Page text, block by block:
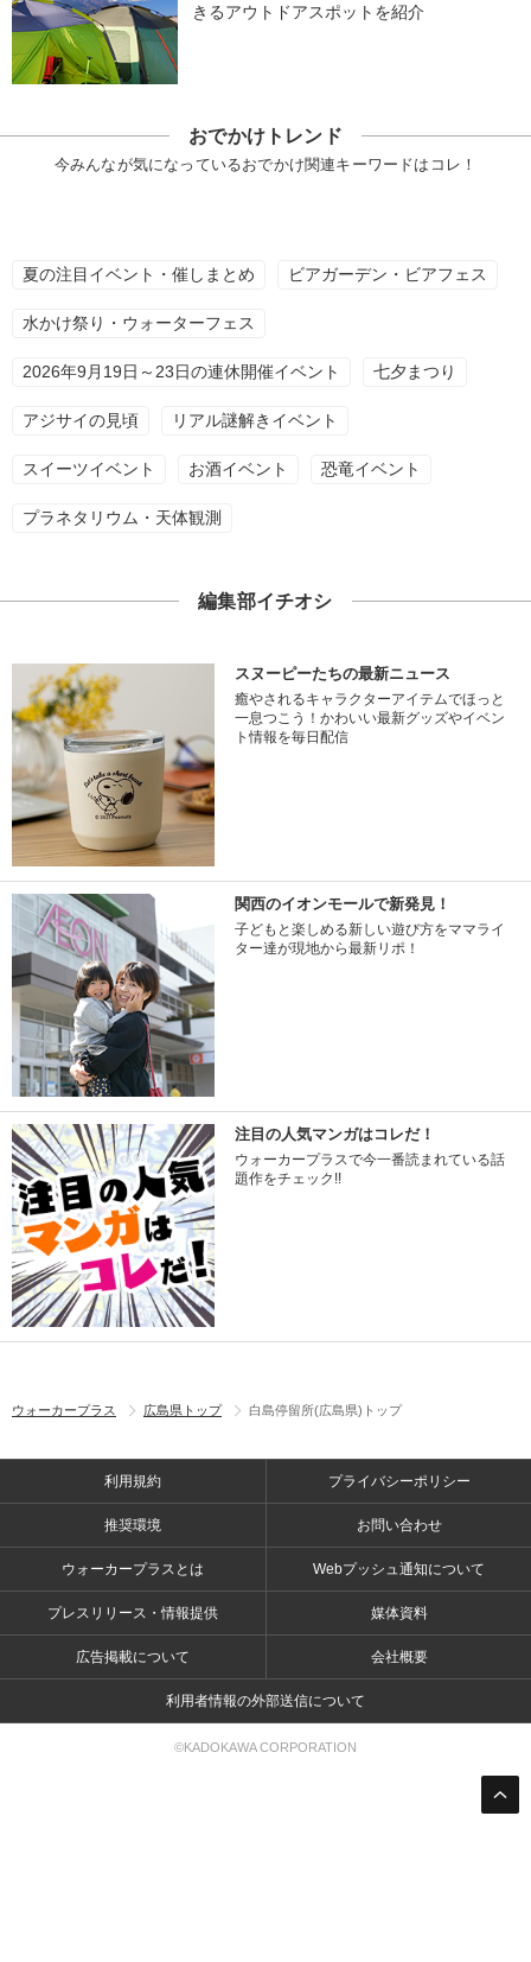
きるアウトドアスポットを紹介
おでかけトレンド
今みんなが気になっているおでかけ関連キーワードはコレ！
夏の注目イベント・催しまとめ ビアガーデン・ビアフェス
水かけ祭り・ウォーターフェス
2026年9月19日～23日の連休開催イベント 七夕まつり
アジサイの見頃 リアル謎解きイベント
スイーツイベント お酒イベント 恐竜イベント
プラネタリウム・天体観測
編集部イチオシ
スヌーピーたちの最新ニュース
癒やされるキャラクターアイテムでほっと
一息つこう！かわいい最新グッズやイベン
ト情報を毎日配信
関西のイオンモールで新発見！
子どもと楽しめる新しい遊び方をママライ
ター達が現地から最新リポ！
注目の人気マンガはコレだ！
ウォーカープラスで今一番読まれている話
題作をチェック!!
ウォーカープラス 広島県トップ 白島停留所(広島県)トップ
利用規約 プライバシーポリシー
推奨環境 お問い合わせ
ウォーカープラスとは Webプッシュ通知について
プレスリリース・情報提供 媒体資料
広告掲載について 会社概要
利用者情報の外部送信について
©KADOKAWA CORPORATION